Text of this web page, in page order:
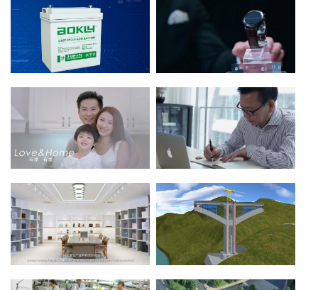
奥克莱电源英文宣传片
点击查看》
乐心英文产品广告
点击查看》
欧派企业宣传片
点击查看》
琨山通用宣传片
点击查看》